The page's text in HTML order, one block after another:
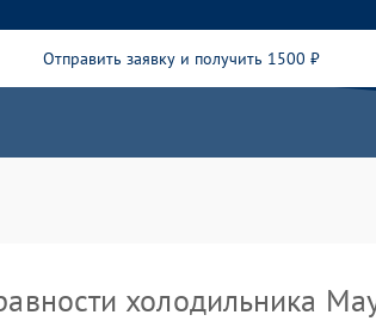
Отправить заявку и получить 1500 ₽
холодильника